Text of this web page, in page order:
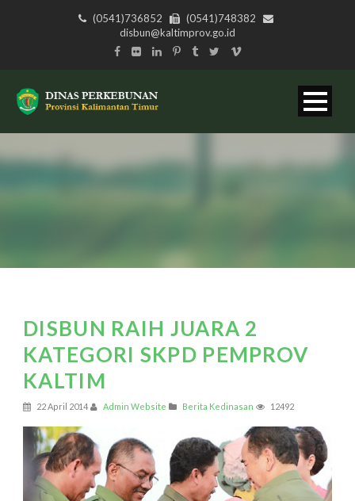
(0541)736852
(0541)748382
disbun@kaltimprov.go.id
DISBUN RAIH JUARA 2
KATEGORI SKPD PEMPROV
KALTIM
22 April 2014 Admin Website Berita Kedinasan 12492